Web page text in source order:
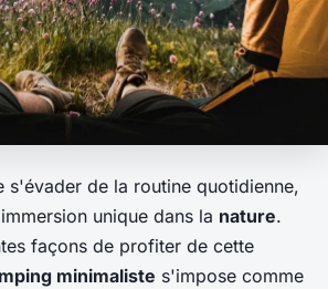
s'évader de la routine quotidienne,
unique dans la nature.
façons de profiter de cette
minimaliste s'impose comme